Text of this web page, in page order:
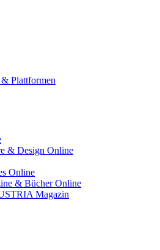
Plattformen
& Design Online
Online
& Bücher Online
Magazin